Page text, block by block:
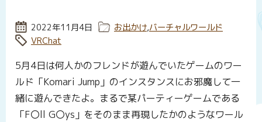
投稿日:
2022年11月4日 カテゴリー:
お出かけ,バーチャルワールド
タグ:
VRChat
5月4日は何人かのフレンドが遊んでいたゲームのワー
ルド「Komari Jump」のインスタンスにお邪魔して一
緒に遊んできたよ。まるで某パーティーゲームである
「F〇ll G〇ys」をそのまま再現したかのようなワール